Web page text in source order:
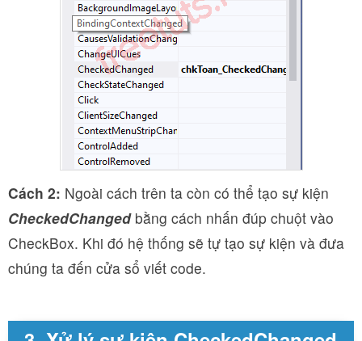
Cách 2: Ngoài cách trên ta còn có thể tạo sự kiện
CheckedChanged bằng cách nhấn đúp chuột vào
CheckBox. Khi đó hệ thống sẽ tự tạo sự kiện và đưa
chúng ta đến cửa sổ viết code.